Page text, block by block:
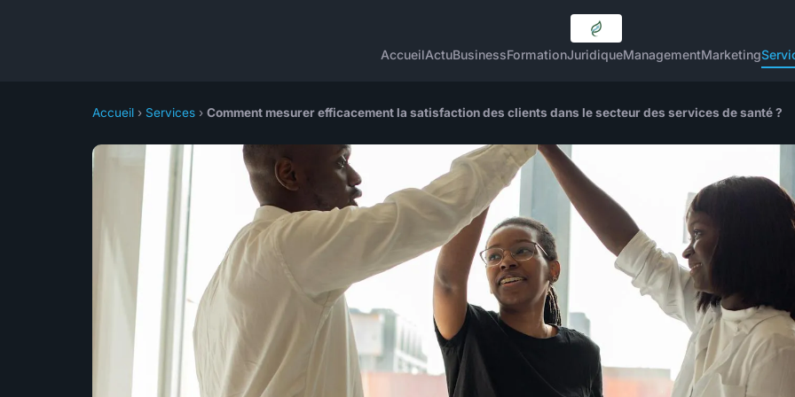
AccueilActuBusinessFormationJuridiqueManagementMarketing
Accueil › Services › Comment mesurer efficacement la satisfaction des clients dans le secteur des services de santé ?